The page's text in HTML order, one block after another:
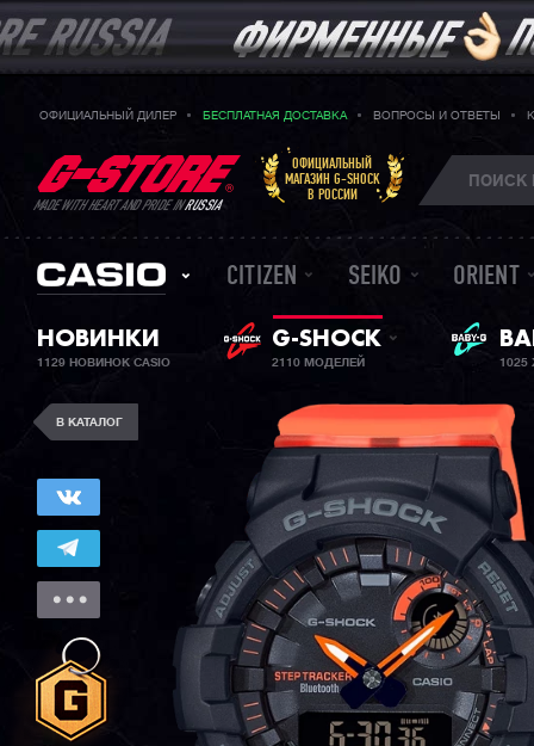
ОФИЦИАЛЬНЫЙ ДИЛЕР БЕСПЛАТНАЯ ДОСТАВКА ВОПРОСЫ И ОТВЕТЫ
MADE WITH HEART AND PRIDE INRUSSIA
ОФИЦИАЛЬНЫЙ
МАГАЗИН G-SHOCK
В РОССИИ
CITIZEN SEIKO ORIENT
НОВИНКИ
1129 НОВИНОК CASIO
G-SHOCK
2110 МОДЕЛЕЙ
В КАТАЛОГ